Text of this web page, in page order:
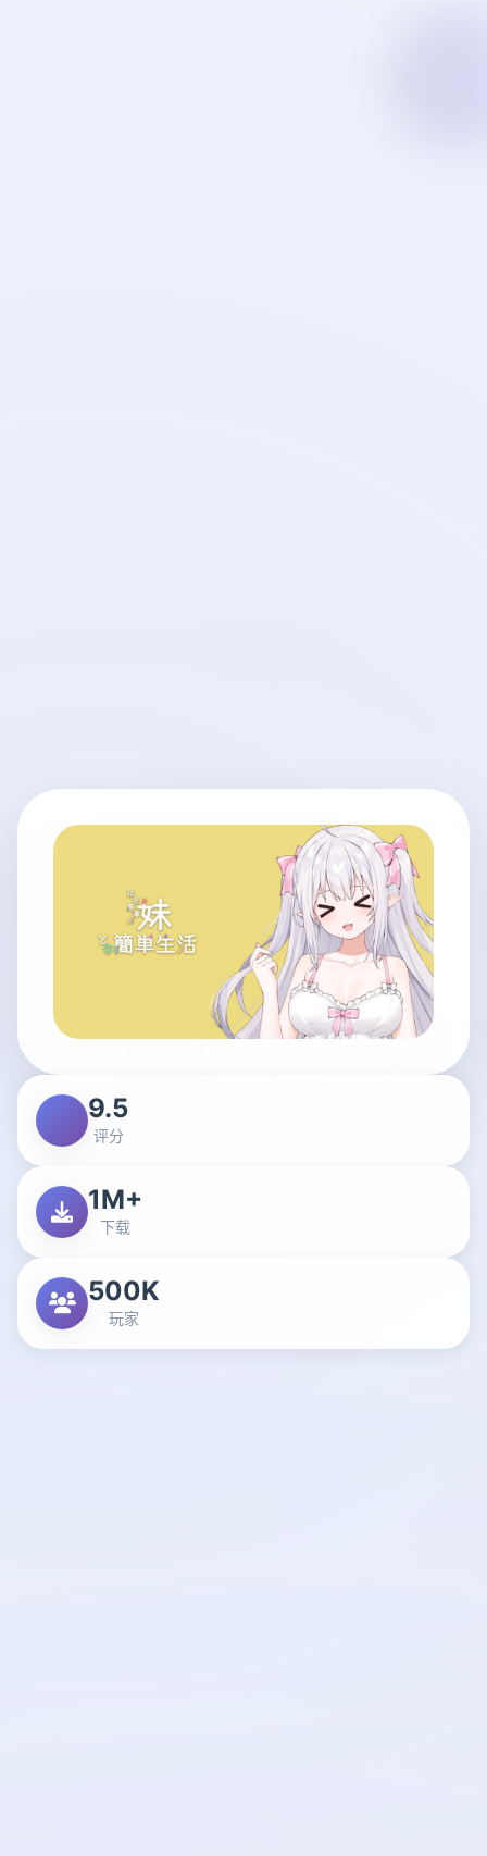
9.5
评分
1M+
下载
500K
玩家